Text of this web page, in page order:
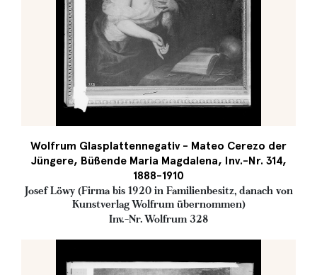
Wolfrum Glasplattennegativ - Mateo Cerezo der
Jüngere, Büßende Maria Magdalena, Inv.-Nr. 314,
1888-1910
Josef Löwy (Firma bis 1920 in Familienbesitz, danach von
Kunstverlag Wolfrum übernommen)
Inv.-Nr. Wolfrum 328